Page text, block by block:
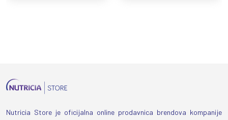
Nutricia Store je oficijalna online prodavnica brendova kompanije